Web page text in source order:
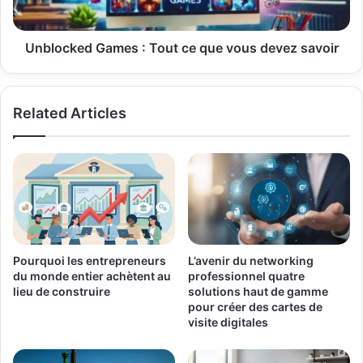
devez
savoir
Unblocked Games : Tout ce que vous devez savoir
Related Articles
Pourquoi les entrepreneurs
du monde entier achètent au
lieu de construire
L’avenir du networking
professionnel quatre
solutions haut de gamme
pour créer des cartes de
visite digitales